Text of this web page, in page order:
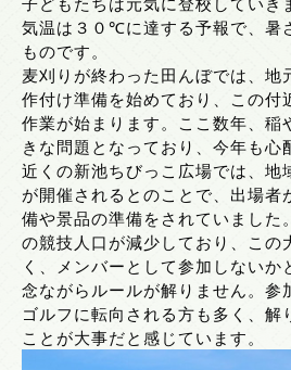
気温は３０℃に達する予報で、暑
ものです。
麦刈りが終わった田んぼでは、地
作付け準備を始めており、この付
作業が始まります。ここ数年、稲
きな問題となっており、今年も心
近くの新池ちびっこ広場では、地
が開催されるとのことで、出場者
備や景品の準備をされていました
の競技人口が減少しており、この
く、メンバーとして参加しないか
念ながらルールが解りません。参
ゴルフに転向される方も多く、解
ことが大事だと感じています。